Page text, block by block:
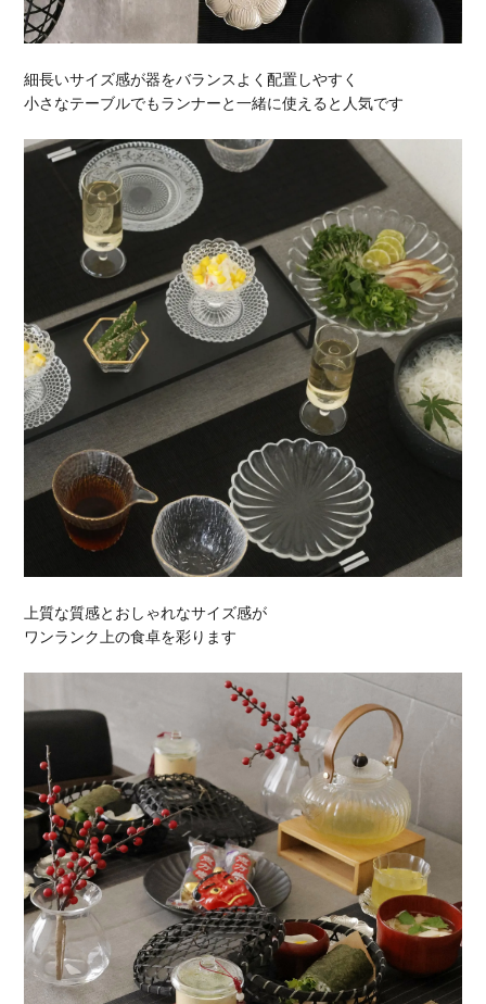
細長いサイズ感が器をバランスよく配置しやすく
小さなテーブルでもランナーと一緒に使えると人気です
上質な質感とおしゃれなサイズ感が
ワンランク上の食卓を彩ります